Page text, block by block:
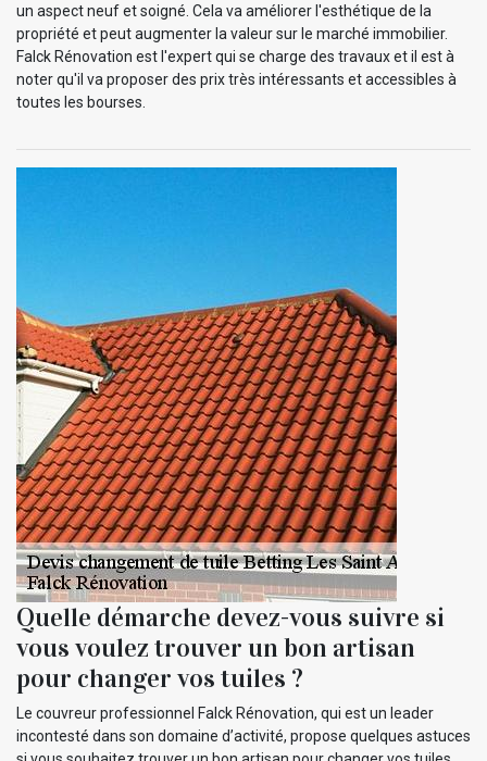
un aspect neuf et soigné. Cela va améliorer l'esthétique de la
propriété et peut augmenter la valeur sur le marché immobilier.
Falck Rénovation est l'expert qui se charge des travaux et il est à
noter qu'il va proposer des prix très intéressants et accessibles à
toutes les bourses.
Quelle démarche devez-vous suivre si
vous voulez trouver un bon artisan
pour changer vos tuiles ?
Le couvreur professionnel Falck Rénovation, qui est un leader
incontesté dans son domaine d’activité, propose quelques astuces